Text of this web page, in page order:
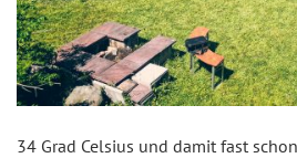
34 Grad Celsius und damit fast